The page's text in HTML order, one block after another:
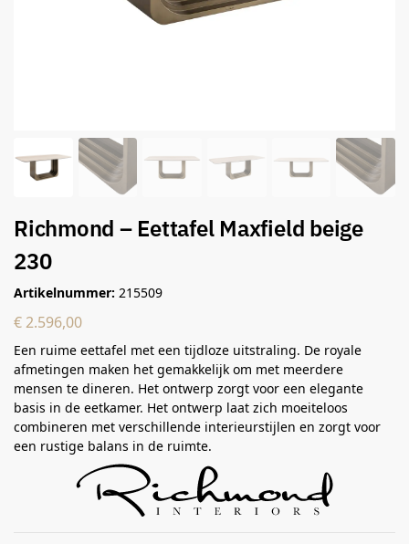
Richmond – Eettafel Maxfield beige
230
Artikelnummer: 215509
€2.596,00
Een ruime eettafel met een tijdloze uitstraling. De royale
afmetingen maken het gemakkelijk om met meerdere
mensen te dineren. Het ontwerp zorgt voor een elegante
basis in de eetkamer. Het ontwerp laat zich moeiteloos
combineren met verschillende interieurstijlen en zorgt voor
een rustige balans in de ruimte.